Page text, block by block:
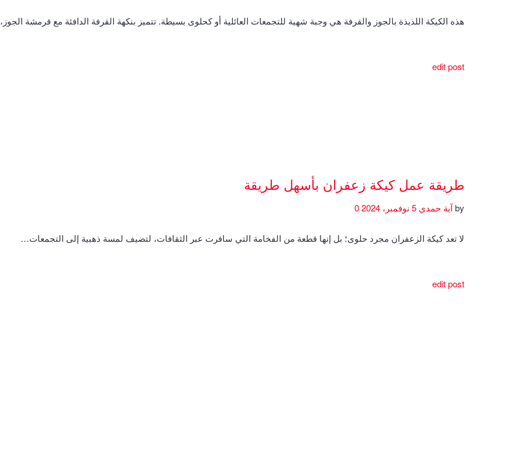
هذه الكيكة اللذيذة بالجوز والقرفة هي وجبة شهية للتجمعات العائلية أو كحلوى بسيطة. تتميز بنكهة القرفة الدافئة مع قرمشة
edit post
طريقة عمل كيكة زعفران بأسهل طريقة
byآية حمدي
لا تعد كيكة الزعفران مجرد حلوى؛ بل إنها قطعة من الفخامة التي سافرت عبر الثقافات، لتضيف لمسة ذهبية إلى التجمعات…
edit post